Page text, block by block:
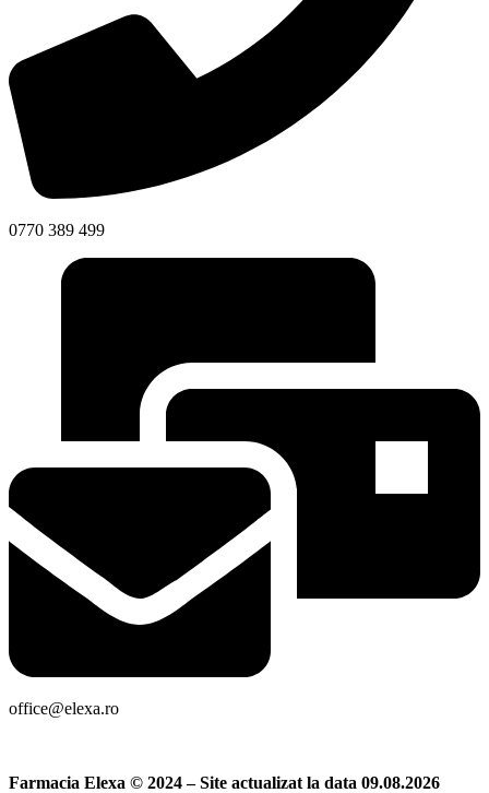
0770 389 499
office@elexa.ro
Farmacia Elexa © 2024 – Site actualizat la data 09.08.2026